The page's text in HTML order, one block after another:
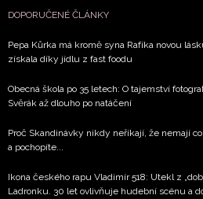
DOPORUČENÉ ČLÁNKY
Pepa Kůrka má kromě syna Rafíka novou
získala díky jídlu z fast foodu
Obecná škola po 35 letech: O tajemství
Svěrák až dlouho po natáčení
Proč Skandinávky nikdy neříkají, že nemají
a pochopíte...
Ikona českého rapu Vladimír 518: Utekl z
Ladronku. 30 let ovlivňuje hudební scénu a